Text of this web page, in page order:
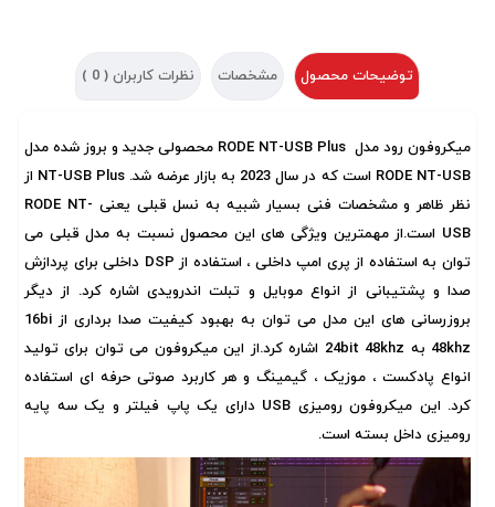
توضیحات محصول مشخصات نظرات کاربران ( 0
)
میکروفون رود مدل RODE NT-USB Plus محصولی جدید و بروز شده مدل
RODE NT-USB است که در سال 2023 به بازار عرضه شد. NT-USB Plus از
نظر ظاهر و مشخصات فنی بسیار شبیه به نسل قبلی یعنی RODE NT-
USB است.از مهمترین ویژگی های این محصول نسبت به مدل قبلی می
توان به استفاده از پری امپ داخلی ، استفاده از DSP داخلی برای پردازش
صدا و پشتیبانی از انواع موبایل و تبلت اندرویدی اشاره کرد. از دیگر
بروزرسانی های این مدل می توان به بهبود کیفیت صدا برداری از 16bi
48khz به 24bit 48khz اشاره کرد.از این میکروفون می توان برای تولید
انواع پادکست ، موزیک ، گیمینگ و هر کاربرد صوتی حرفه ای استفاده
کرد. این میکروفون رومیزی USB دارای یک پاپ فیلتر و یک سه پایه
رومیزی داخل بسته است.